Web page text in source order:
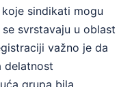
sindikati mogu
svrstavaju u oblast
važno je da
delatnost
grupa bila